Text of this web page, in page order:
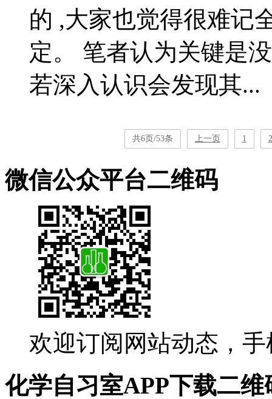
的 ,大家也觉得很难记
定。 笔者认为关键是
若深入认识会发现其...
共6页/53条 上一页 1 2
微信公众平台二维码
欢迎订阅网站动态，
化学自习室APP下载二维